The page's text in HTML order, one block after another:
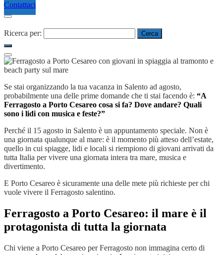
Contattaci
Ricerca per:
Se stai organizzando la tua vacanza in Salento ad agosto,
probabilmente una delle prime domande che ti stai facendo è: “A
Ferragosto a Porto Cesareo cosa si fa? Dove andare? Quali
sono i lidi con musica e feste?”
Perché il 15 agosto in Salento è un appuntamento speciale. Non è
una giornata qualunque al mare: è il momento più atteso dell’estate,
quello in cui spiagge, lidi e locali si riempiono di giovani arrivati da
tutta Italia per vivere una giornata intera tra mare, musica e
divertimento.
E Porto Cesareo è sicuramente una delle mete più richieste per chi
vuole vivere il Ferragosto salentino.
Ferragosto a Porto Cesareo: il mare è il
protagonista di tutta la giornata
Chi viene a Porto Cesareo per Ferragosto non immagina certo di